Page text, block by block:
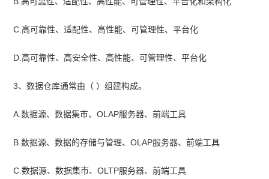
C.高可靠性、适配性、高性能、可管理性、平台化
D.高可靠性、高安全性、高性能、可管理性、平台化
3、数据仓库通常由（ ）组建构成。
A.数据源、数据集市、OLAP服务器、前端工具
B.数据源、数据的存储与管理、OLAP服务器、前端工具
C.数据源、数据集市、OLTP服务器、前端工具